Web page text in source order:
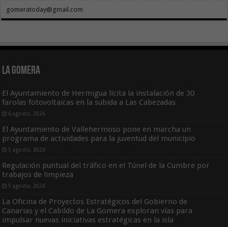
gomeratoday@gmail.com
La Gomera
El Ayuntamiento de Hermigua licita la instalación de 30
farolas fotovoltaicas en la subida a Las Cabezadas
6 agosto, 2026
El Ayuntamiento de Vallehermoso pone en marcha un
programa de actividades para la juventud del municipio
5 agosto, 2026
Regulación puntual del tráfico en el Túnel de la Cumbre por
trabajos de limpieza
5 agosto, 2026
La Oficina de Proyectos Estratégicos del Gobierno de
Canarias y el Cabildo de La Gomera exploran vías para
impulsar nuevas iniciativas estratégicas en la isla